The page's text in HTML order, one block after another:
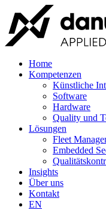
Home
Kompetenzen
Künstliche
Software
Hardware
Quality und
Lösungen
Fleet
Embedded
Insights
Über uns
Kontakt
EN